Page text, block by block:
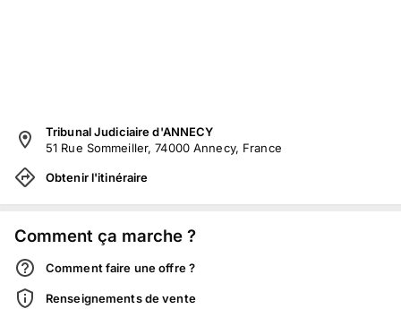
Tribunal Judiciaire d'ANNECY
51 Rue Sommeiller, 74000 Annecy, France
Obtenir l'itinéraire
Comment ça marche ?
Comment faire une offre ?
Renseignements de vente